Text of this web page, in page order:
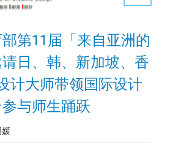
第11届「来自亚洲的
日、韩、新加坡、香
计大师带领国际设计
与师生踊跃
媛